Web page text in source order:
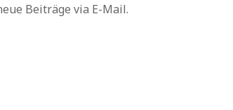
Beiträge via E-Mail.